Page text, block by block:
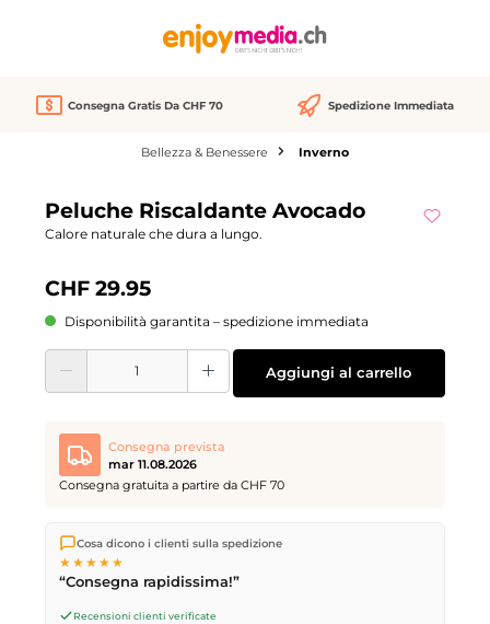
Consegna Gratis Da CHF 70 Spedizione Immediata
Bellezza & Benessere Inverno
Peluche Riscaldante Avocado
Calore naturale che dura a lungo.
CHF 29.95
Disponibilità garantita – spedizione immediata
Quantità del prodotto: inserisci la quantità desiderata o usa i pulsanti per
Aggiungi al carrello
Consegna prevista
mar 11.08.2026
Consegna gratuita a partire da CHF 70
Spediamo direttamente dal nostro magazzino a Kriens, in
Svizzera.Consegna gratuitaa partire da
effettuati entro le
giorno lavorativo successivo
Cosa dicono i clienti sulla spedizione
★★★★★
“Consegna rapidissima!”
Recensioni clienti verificate